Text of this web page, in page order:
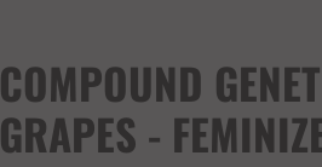
COMPOUND
GRAPES -